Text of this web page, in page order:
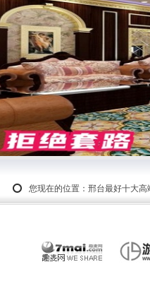
您现在的位置： 邢台最好十大高